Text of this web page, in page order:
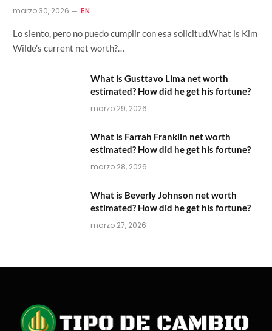
marzo 30, 2026 EN
Lo siento, pero no puedo cumplir con esa solicitud.What is Kim
Wilde’s current net worth?…
What is Gusttavo Lima net worth
estimated? How did he get his fortune?
marzo 29, 2026
What is Farrah Franklin net worth
estimated? How did he get his fortune?
marzo 28, 2026
What is Beverly Johnson net worth
estimated? How did he get his fortune?
marzo 27, 2026